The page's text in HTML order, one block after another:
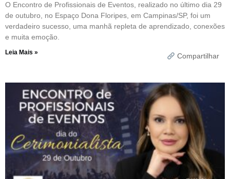
O Encontro de Profissionais de Eventos, realizado no último dia 29
de outubro, no Espaço Dona Floripes, em Campinas/SP, foi um
verdadeiro sucesso, uma manhã repleta de aprendizado, conexões
e muita emoção.
Leia Mais » Compartilhar